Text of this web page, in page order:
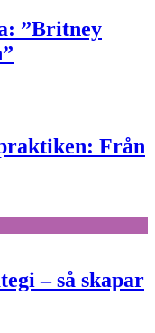
”Britney
Från
– så skapar